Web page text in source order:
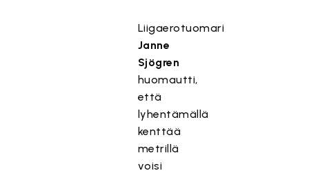
Liigaerotuomari
Janne
Sjögren
huomautti,
että
lyhentämällä
kenttää
metrillä
voisi